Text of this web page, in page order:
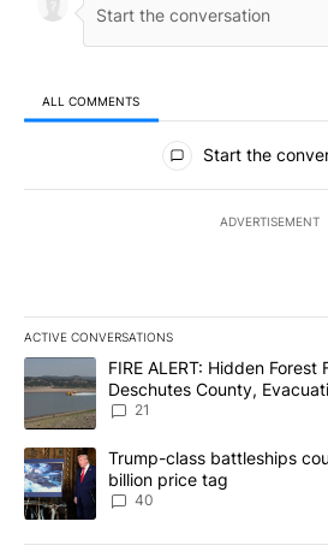
ALL COMMENTS
All Comments
Start the
ADVERTISEMENT
ACTIVE CONVERSATIONS
The following is a list of the most
A trending article titled "FIRE
FIRE ALERT: Hidden
Deschutes County,
Implemented
21
A trending article titled "Trump-class
Trump-class battleships
billion price tag
40